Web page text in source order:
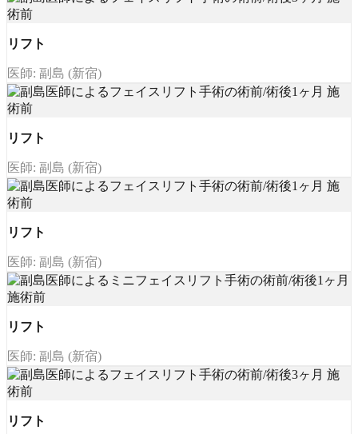
リフト
医師: 副島 (新宿)
リフト
医師: 副島 (新宿)
リフト
医師: 副島 (新宿)
リフト
医師: 副島 (新宿)
リフト